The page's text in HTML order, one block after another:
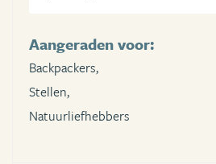
Aangeraden voor:
Backpackers,
Stellen,
Natuurliefhebbers